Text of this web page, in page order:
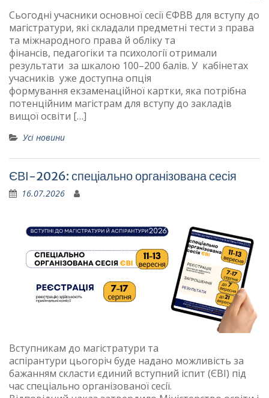
Сьогодні учасники основної сесії ЄФВВ для вступу до
магістратури, які складали предметні тести з права
та міжнародного права й обліку та
фінансів, педагогіки та психології отримали
результати за шкалою 100–200 балів. У кабінетах
учасників уже доступна опція
формування екзаменаційної картки, яка потрібна
потенційним магістрам для вступу до закладів
вищої освіти […]
Усі новини
ЄВІ-2026: спеціально організована сесія
16.07.2026
Вступникам до магістратури та
аспірантури цьогоріч буде надано можливість за
бажанням скласти єдиний вступний іспит (ЄВІ) під
час спеціально організованої сесії.